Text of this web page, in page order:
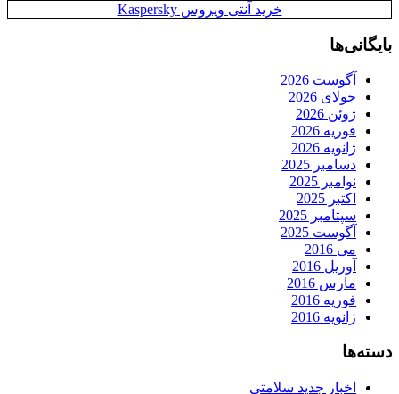
خرید آنتی ویروس Kaspersky
بایگانی‌ها
آگوست 2026
جولای 2026
ژوئن 2026
فوریه 2026
ژانویه 2026
دسامبر 2025
نوامبر 2025
اکتبر 2025
سپتامبر 2025
آگوست 2025
می 2016
آوریل 2016
مارس 2016
فوریه 2016
ژانویه 2016
دسته‌ها
اخبار جدید سلامتی